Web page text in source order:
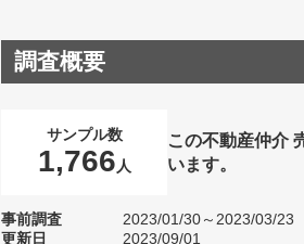
調査概要
サンプル数
1,766 人
この不動産仲介
います。
事前調査
2023/01/30～2023/03/23
更新日
2023/09/01